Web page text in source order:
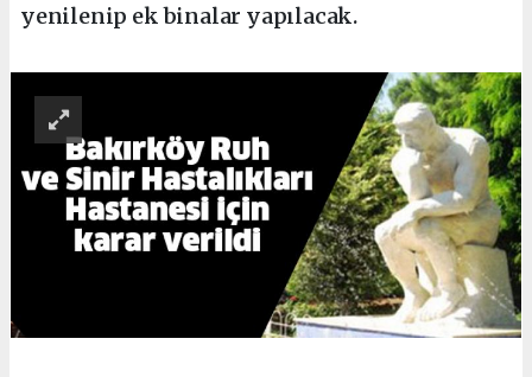
yenilenip ek binalar yapılacak.